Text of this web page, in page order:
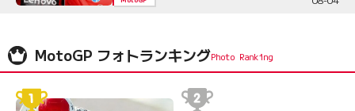
MotoGP フォトランキング